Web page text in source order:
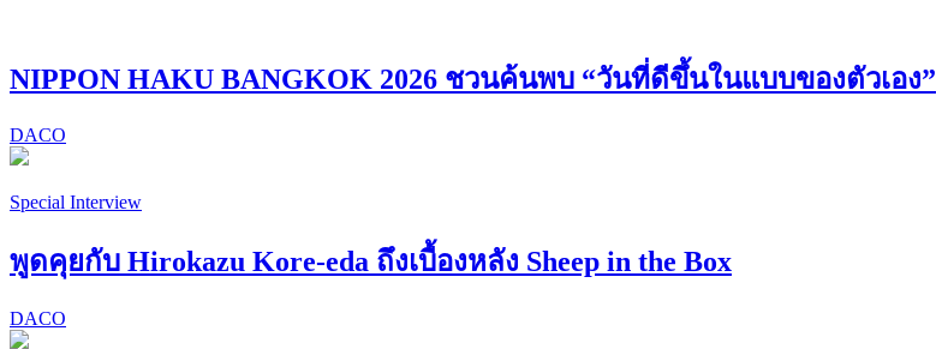
NIPPON HAKU BANGKOK 2026 ชวนค้นพบ “วันที่ดีขึ้นในแบบของตัวเอง”
DACO
Special Interview
พูดคุยกับ Hirokazu Kore-eda ถึงเบื้องหลัง Sheep in the Box
DACO